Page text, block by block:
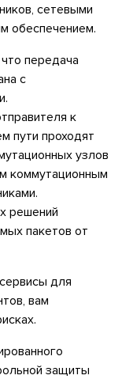
сетевыми
обеспечением.
передача
с
к
пути проходят
узлов
коммутационным
решений
пакетов от
для
вам
защиты